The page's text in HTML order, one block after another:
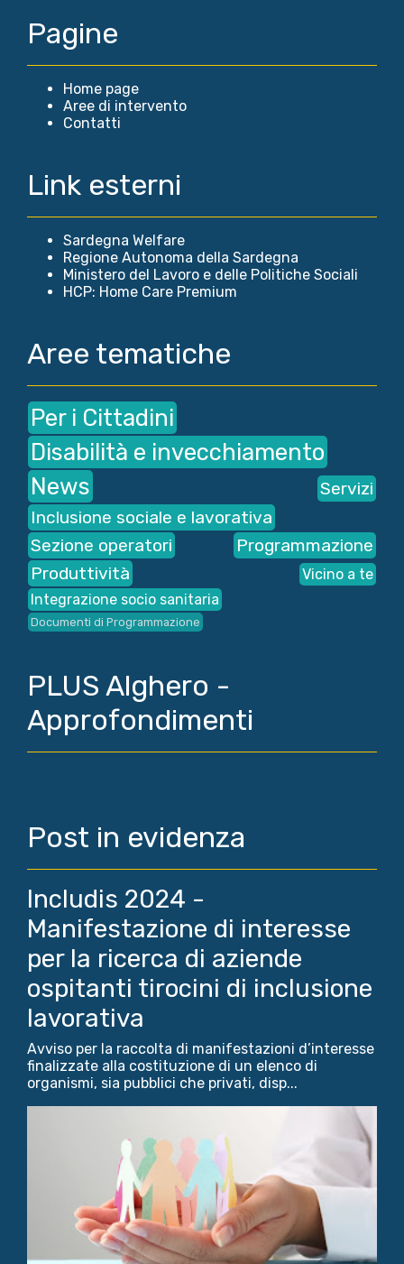
Pagine
Home page
Aree di intervento
Contatti
Link esterni
Sardegna Welfare
Regione Autonoma della Sardegna
Ministero del Lavoro e delle Politiche Sociali
HCP: Home Care Premium
Aree tematiche
Per i Cittadini
Disabilità e invecchiamento
News
Servizi
Inclusione sociale e lavorativa
Sezione operatori
Programmazione
Produttività
Vicino a te
Integrazione socio sanitaria
Documenti di Programmazione
PLUS Alghero -
Approfondimenti
Post in evidenza
Includis 2024 -
Manifestazione di interesse
per la ricerca di aziende
ospitanti tirocini di inclusione
lavorativa
Avviso per la raccolta di manifestazioni d’interesse
finalizzate alla costituzione di un elenco di
organismi, sia pubblici che privati, disp...